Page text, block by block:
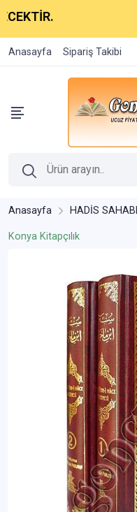
Anasayfa Sipariş Takibi
Anasayfa HADİS
Konya Kitapçılık